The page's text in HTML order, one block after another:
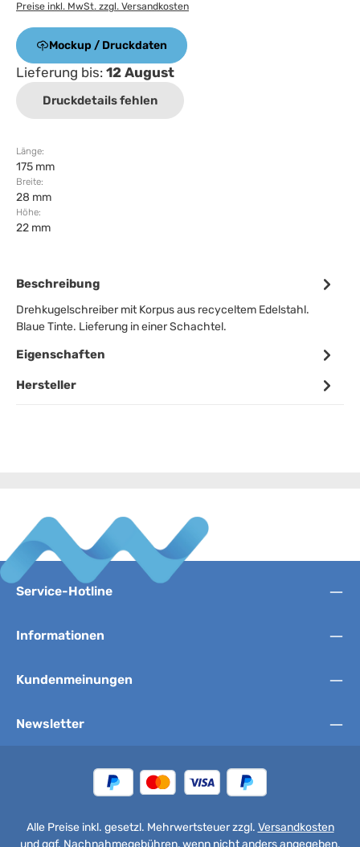
Preise inkl. MwSt. zzgl. Versandkosten
Mockup / Druckdaten
Lieferung bis: 12 August
Druckdetails fehlen
Länge:
175 mm
Breite:
28 mm
Höhe:
22 mm
Beschreibung
Drehkugelschreiber mit Korpus aus recyceltem Edelstahl.
Blaue Tinte. Lieferung in einer Schachtel.
Eigenschaften
Hersteller
Service-Hotline
Informationen
Kundenmeinungen
Newsletter
Alle Preise inkl. gesetzl. Mehrwertsteuer zzgl. Versandkosten
und ggf. Nachnahmegebühren, wenn nicht anders angegeben.